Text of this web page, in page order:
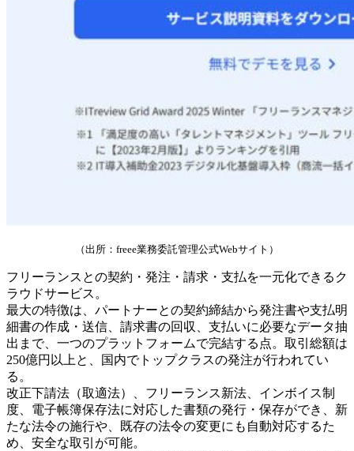
（出所：freee業務委託管理公式Webサイト）
フリーランスとの契約・発注・請求・支払を一元化できるク
ラウドサービス。
最大の特徴は、パートナーとの契約締結から発注書や支払明
細書の作成・送信、請求書の回収、支払いに必要なデータ抽
出まで、一つのプラットフォームで完結する点。取引総額は
250億円以上と、国内でトップクラスの発注が行われてい
る。
改正下請法（取適法）、フリーランス新法、インボイス制
度、電子帳簿保存法に対応した書類の発行・保存ができ、新
たな法令の施行や、既存の法令の変更にも自動対応するた
め、安全な取引が可能。